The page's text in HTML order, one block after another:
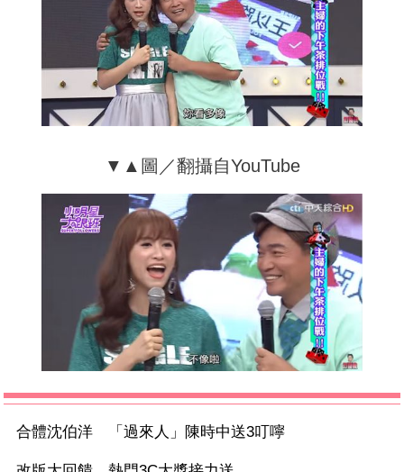
▼▲圖／翻攝自YouTube
合體沈伯洋 「過來人」陳時中送3叮嚀